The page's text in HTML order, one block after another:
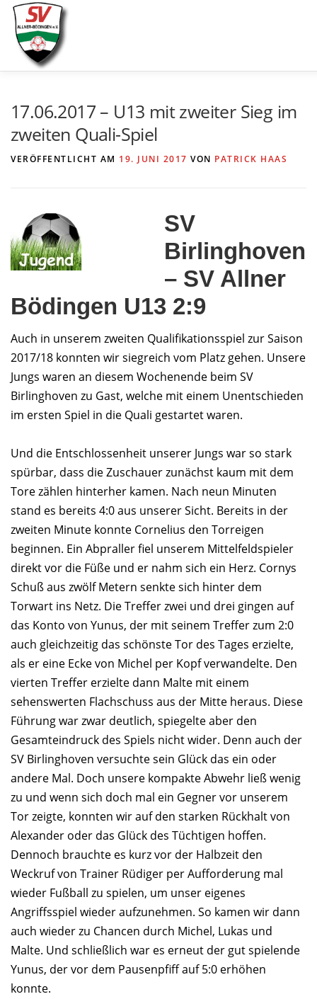
Zum
Inhalt
springen
17.06.2017 – U13 mit zweiter Sieg im
zweiten Quali-Spiel
VERÖFFENTLICHT AM 19. JUNI 2017 VON PATRICK HAAS
SV
Birlinghoven
– SV Allner
Bödingen U13 2:9
Auch in unserem zweiten Qualifikationsspiel zur Saison
2017/18 konnten wir siegreich vom Platz gehen. Unsere
Jungs waren an diesem Wochenende beim SV
Birlinghoven zu Gast, welche mit einem Unentschieden
im ersten Spiel in die Quali gestartet waren.
Und die Entschlossenheit unserer Jungs war so stark
spürbar, dass die Zuschauer zunächst kaum mit dem
Tore zählen hinterher kamen. Nach neun Minuten
stand es bereits 4:0 aus unserer Sicht. Bereits in der
zweiten Minute konnte Cornelius den Torreigen
beginnen. Ein Abpraller fiel unserem Mittelfeldspieler
direkt vor die Füße und er nahm sich ein Herz. Cornys
Schuß aus zwölf Metern senkte sich hinter dem
Torwart ins Netz. Die Treffer zwei und drei gingen auf
das Konto von Yunus, der mit seinem Treffer zum 2:0
auch gleichzeitig das schönste Tor des Tages erzielte,
als er eine Ecke von Michel per Kopf verwandelte. Den
vierten Treffer erzielte dann Malte mit einem
sehenswerten Flachschuss aus der Mitte heraus. Diese
Führung war zwar deutlich, spiegelte aber den
Gesamteindruck des Spiels nicht wider. Denn auch der
SV Birlinghoven versuchte sein Glück das ein oder
andere Mal. Doch unsere kompakte Abwehr ließ wenig
zu und wenn sich doch mal ein Gegner vor unserem
Tor zeigte, konnten wir auf den starken Rückhalt von
Alexander oder das Glück des Tüchtigen hoffen.
Dennoch brauchte es kurz vor der Halbzeit den
Weckruf von Trainer Rüdiger per Aufforderung mal
wieder Fußball zu spielen, um unser eigenes
Angriffsspiel wieder aufzunehmen. So kamen wir dann
auch wieder zu Chancen durch Michel, Lukas und
Malte. Und schließlich war es erneut der gut spielende
Yunus, der vor dem Pausenpfiff auf 5:0 erhöhen
konnte.